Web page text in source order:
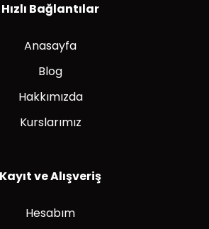
Hızlı Bağlantılar
Anasayfa
Blog
Hakkımızda
Kurslarımız
Kayıt ve Alışveriş
Hesabım